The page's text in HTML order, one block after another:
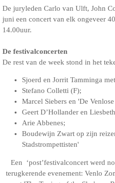
De juryleden Carlo van Ulft, John
juni een concert van elk ongeveer
14.00uur.
De festivalconcerten
De rest van de week stond in het
Sjoerd en Jorrit Tamminga
Stefano Colletti (F);
Marcel Siebers en 'De
Geert D’Hollander en
Arie Abbenes;
Boudewijn Zwart op zijn
Stadstrompettisten'
Een ‘post’festivalconcert werd
terugkerende evenement: Venlo